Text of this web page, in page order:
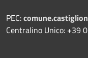
PEC:
Centralino Unico: +39